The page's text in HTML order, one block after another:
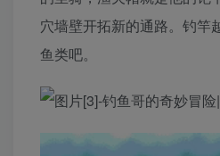
穴墙壁开拓新的通路。钓竿
鱼类吧。